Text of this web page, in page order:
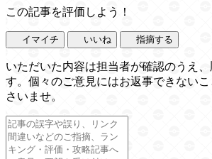
この記事を評価しよう！
イマイチ いいね 指摘する
いただいた内容は担当者が確認のうえ
す。個々のご意見にはお返事できない
さいませ。